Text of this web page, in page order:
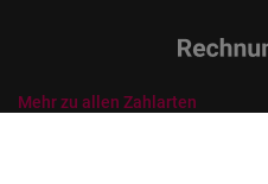
Mehr zu allen Zahlarten